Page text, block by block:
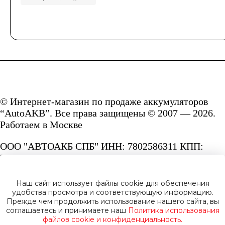
© Интернет-магазин по продаже аккумуляторов
“AutoAKB”. Все права защищены © 2007 — 2026.
Работаем в Москве
ООО "АВТОАКБ СПБ" ИНН: 7802586311 КПП:
780201001 ОГРН: 1167847287156.
Сайт под защитой reCAPTCHA и Google
Privacy PolicyиTerms of Service.
Наш сайт использует файлы cookie для обеспечения
удобства просмотра и соответствующую информацию.
Прежде чем продолжить использование нашего сайта, вы
соглашаетесь и принимаете наш Политика использования
файлов cookie и конфиденциальность.